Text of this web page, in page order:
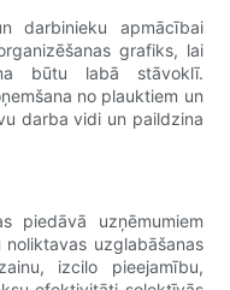
darbinieku apmācībai
grafiks, lai
būtu labā stāvoklī.
no plauktiem un
darba vidi un paildzina
piedāvā uzņēmumiem
uzglabāšanas
izcilo pieejamību,